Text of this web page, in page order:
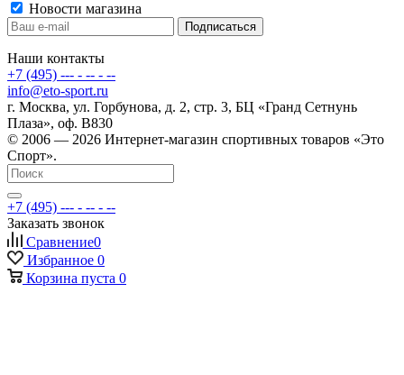
Новости магазина
Наши контакты
+7 (495) --- - -- - --
info@eto-sport.ru
г. Москва, ул. Горбунова, д. 2, стр. 3, БЦ «Гранд Сетнунь
Плаза», оф. В830
© 2006 — 2026 Интернет-магазин спортивных товаров «Это
Спорт».
+7 (495) --- - -- - --
Заказать звонок
Сравнение0
Избранное 0
Корзина пуста 0